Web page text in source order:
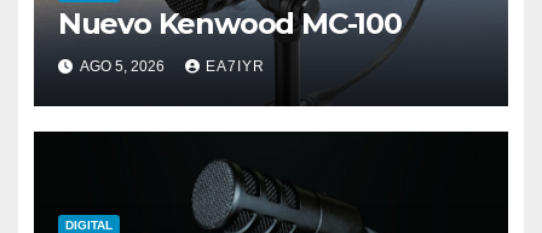
Nuevo Kenwood MC-100
AGO 5, 2026 EA7IYR
DIGITAL